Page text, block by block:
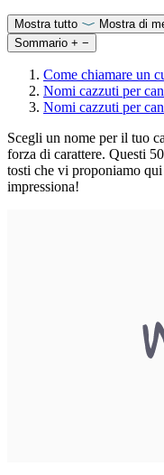
Mostra tutto
Mostra di
Sommario + −
Come chiamare un
Nomi cazzuti per
Nomi cazzuti per
Scegli un nome per il tuo
forza di carattere. Questi 50
tosti che vi proponiamo
impressiona!